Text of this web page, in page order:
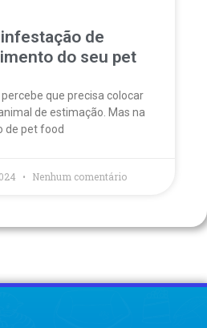
de
do seu pet
que precisa colocar
de estimação. Mas na
de pet food
Nenhum comentário